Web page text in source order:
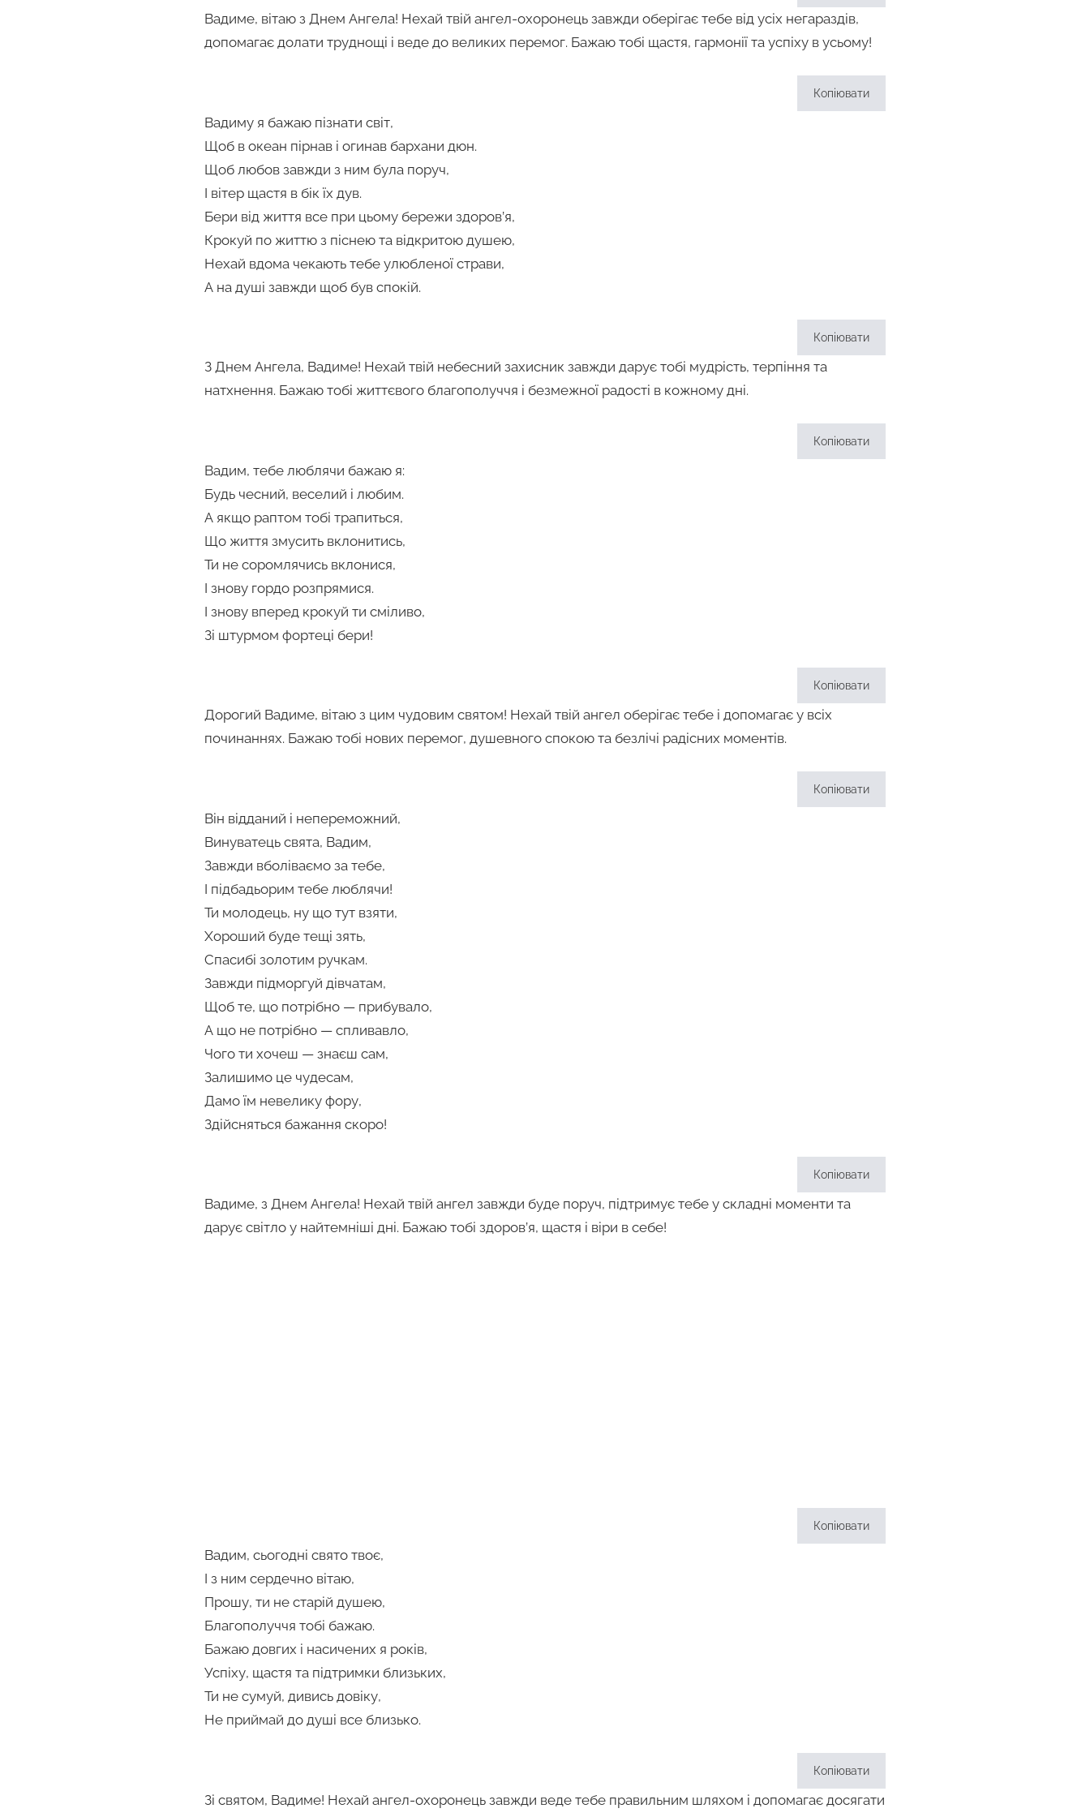
Вадиме, вітаю з Днем Ангела! Нехай твій ангел-охоронець завжди оберігає тебе від усіх негараздів,
допомагає долати труднощі і веде до великих перемог. Бажаю тобі щастя, гармонії та успіху в усьому!
Копіювати
Вадиму я бажаю пізнати світ,
Щоб в океан пірнав і огинав бархани дюн.
Щоб любов завжди з ним була поруч,
І вітер щастя в бік їх дув.
Бери від життя все при цьому бережи здоров’я,
Крокуй по життю з піснею та відкритою душею,
Нехай вдома чекають тебе улюбленої страви,
А на душі завжди щоб був спокій.
Копіювати
З Днем Ангела, Вадиме! Нехай твій небесний захисник завжди дарує тобі мудрість, терпіння та
натхнення. Бажаю тобі життєвого благополуччя і безмежної радості в кожному дні.
Копіювати
Вадим, тебе люблячи бажаю я:
Будь чесний, веселий і любим.
А якщо раптом тобі трапиться,
Що життя змусить вклонитись,
Ти не соромлячись вклонися,
І знову гордо розпрямися.
І знову вперед крокуй ти сміливо,
Зі штурмом фортеці бери!
Копіювати
Дорогий Вадиме, вітаю з цим чудовим святом! Нехай твій ангел оберігає тебе і допомагає у всіх
починаннях. Бажаю тобі нових перемог, душевного спокою та безлічі радісних моментів.
Копіювати
Він відданий і непереможний,
Винуватець свята, Вадим,
Завжди вболіваємо за тебе,
І підбадьорим тебе люблячи!
Ти молодець, ну що тут взяти,
Хороший буде тещі зять,
Спасибі золотим ручкам.
Завжди підморгуй дівчатам,
Щоб те, що потрібно — прибувало,
А що не потрібно — спливавло,
Чого ти хочеш — знаєш сам,
Залишимо це чудесам,
Дамо їм невелику фору,
Здійсняться бажання скоро!
Копіювати
Вадиме, з Днем Ангела! Нехай твій ангел завжди буде поруч, підтримує тебе у складні моменти та
дарує світло у найтемніші дні. Бажаю тобі здоров’я, щастя і віри в себе!
Копіювати
Вадим, сьогодні свято твоє,
І з ним сердечно вітаю,
Прошу, ти не старій душею,
Благополуччя тобі бажаю.
Бажаю довгих і насичених я років,
Успіху, щастя та підтримки близьких,
Ти не сумуй, дивись довіку,
Не приймай до душі все близько.
Копіювати
Зі святом, Вадиме! Нехай ангел-охоронець завжди веде тебе правильним шляхом і допомагає досягати